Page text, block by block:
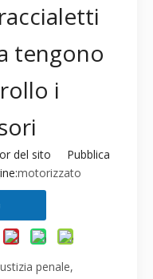
tengono
i
del sito Pubblica
motorizzato
penale,